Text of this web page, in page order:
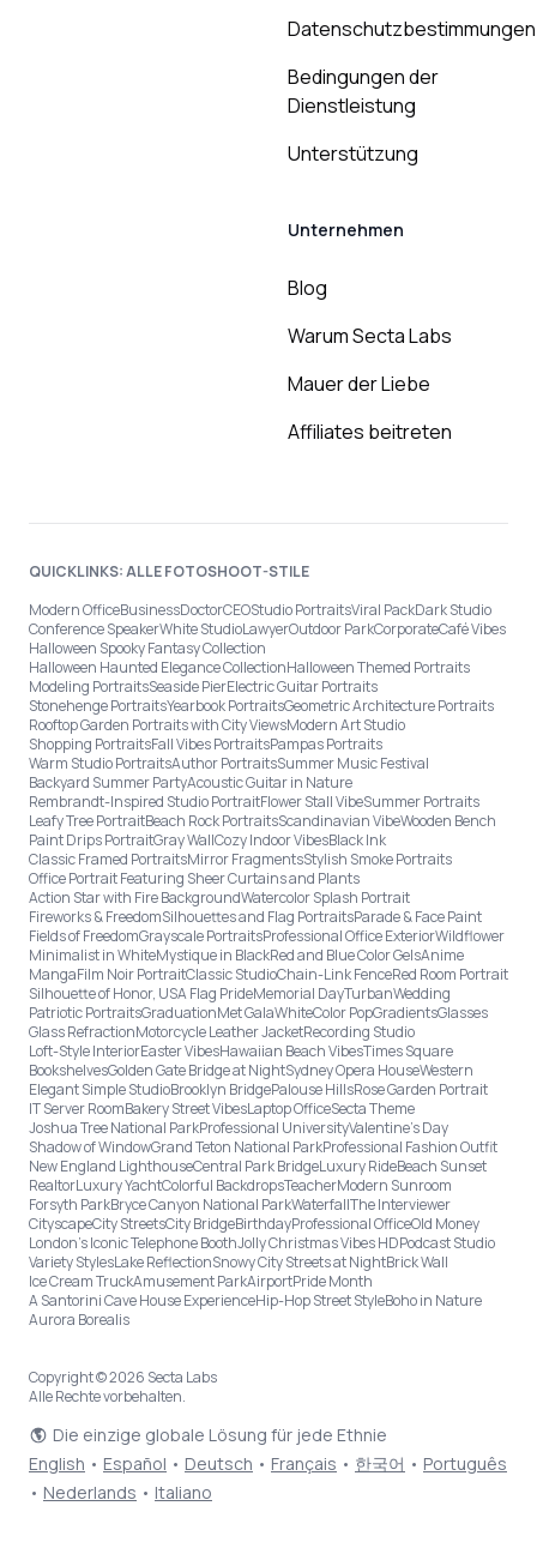
Datenschutzbestimmungen
Bedingungen der
Dienstleistung
Unterstützung
Unternehmen
Blog
Warum Secta Labs
Mauer der Liebe
Affiliates beitreten
QUICKLINKS: ALLE FOTOSHOOT-STILE
Modern OfficeBusinessDoctorCEOStudio PortraitsViral PackDark Studio
Conference SpeakerWhite StudioLawyerOutdoor ParkCorporateCafé Vibes
Halloween Spooky Fantasy Collection
Halloween Haunted Elegance CollectionHalloween Themed Portraits
Modeling PortraitsSeaside PierElectric Guitar Portraits
Stonehenge PortraitsYearbook PortraitsGeometric Architecture Portraits
Rooftop Garden Portraits with City ViewsModern Art Studio
Shopping PortraitsFall Vibes PortraitsPampas Portraits
Warm Studio PortraitsAuthor PortraitsSummer Music Festival
Backyard Summer PartyAcoustic Guitar in Nature
Rembrandt-Inspired Studio PortraitFlower Stall VibeSummer Portraits
Leafy Tree PortraitBeach Rock PortraitsScandinavian VibeWooden Bench
Paint Drips PortraitGray WallCozy Indoor VibesBlack Ink
Classic Framed PortraitsMirror FragmentsStylish Smoke Portraits
Office Portrait Featuring Sheer Curtains and Plants
Action Star with Fire BackgroundWatercolor Splash Portrait
Fireworks & FreedomSilhouettes and Flag PortraitsParade & Face Paint
Fields of FreedomGrayscale PortraitsProfessional Office ExteriorWildflower
Minimalist in WhiteMystique in BlackRed and Blue Color GelsAnime
MangaFilm Noir PortraitClassic StudioChain-Link FenceRed Room Portrait
Silhouette of Honor, USA Flag PrideMemorial DayTurbanWedding
Patriotic PortraitsGraduationMet GalaWhiteColor PopGradientsGlasses
Glass RefractionMotorcycle Leather JacketRecording Studio
Loft-Style InteriorEaster VibesHawaiian Beach VibesTimes Square
BookshelvesGolden Gate Bridge at NightSydney Opera HouseWestern
Elegant Simple StudioBrooklyn BridgePalouse HillsRose Garden Portrait
IT Server RoomBakery Street VibesLaptop OfficeSecta Theme
Joshua Tree National ParkProfessional UniversityValentine's Day
Shadow of WindowGrand Teton National ParkProfessional Fashion Outfit
New England LighthouseCentral Park BridgeLuxury RideBeach Sunset
RealtorLuxury YachtColorful BackdropsTeacherModern Sunroom
Forsyth ParkBryce Canyon National ParkWaterfallThe Interviewer
CityscapeCity StreetsCity BridgeBirthdayProfessional OfficeOld Money
London’s Iconic Telephone BoothJolly Christmas Vibes HDPodcast Studio
Variety StylesLake ReflectionSnowy City Streets at NightBrick Wall
Ice Cream TruckAmusement ParkAirportPride Month
A Santorini Cave House ExperienceHip-Hop Street StyleBoho in Nature
Aurora Borealis
Copyright © 2026 Secta Labs
Alle Rechte vorbehalten.
Die einzige globale Lösung für jede Ethnie
English • Español • Deutsch • Français • 한국어 • Português
• Nederlands • Italiano